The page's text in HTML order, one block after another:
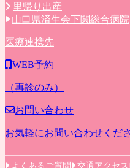
里帰り出産
山口県済生会下関総合病院
医療連携先
WEB予約
（再診のみ）
お問い合わせ
お気軽にお問い合わせくだ
よくあるご質問 交通アクセス